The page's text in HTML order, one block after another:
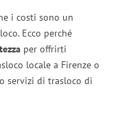
i costi sono un
Ecco perché
per offrirti
locale a Firenze o
servizi di trasloco di